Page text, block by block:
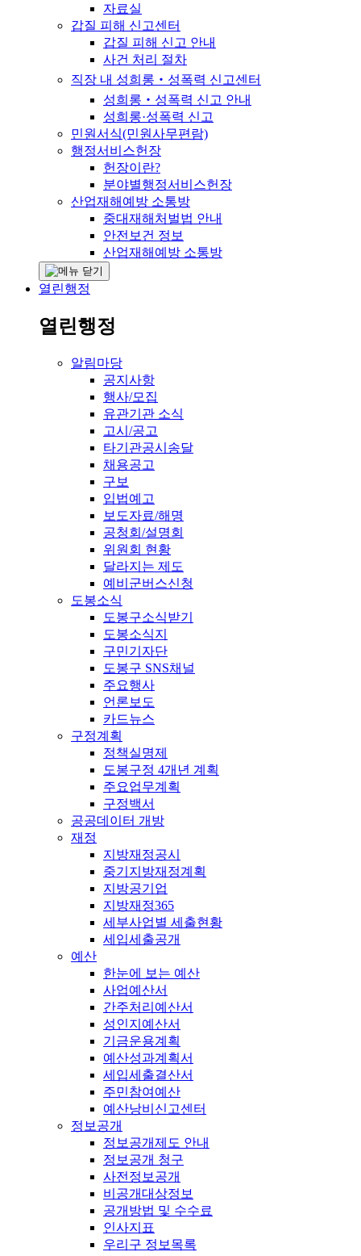
자료실
갑질 피해 신고센터
갑질 피해 신고 안내
사건 처리 절차
직장 내 성희롱‧성폭력 신고센터
성희롱‧성폭력 신고 안내
성희롱·성폭력 신고
민원서식(민원사무편람)
행정서비스헌장
헌장이란?
분야별행정서비스헌장
산업재해예방 소통방
중대재해처벌법 안내
안전보건 정보
산업재해예방 소통방
열린행정
열린행정
알림마당
공지사항
행사/모집
유관기관 소식
고시/공고
타기관공시송달
채용공고
구보
입법예고
보도자료/해명
공청회/설명회
위원회 현황
달라지는 제도
예비군버스신청
도봉소식
도봉구소식받기
도봉소식지
구민기자단
도봉구 SNS채널
주요행사
언론보도
카드뉴스
구정계획
정책실명제
도봉구정 4개년 계획
주요업무계획
구정백서
공공데이터 개방
재정
지방재정공시
중기지방재정계획
지방공기업
지방재정365
세부사업별 세출현황
세입세출공개
예산
한눈에 보는 예산
사업예산서
간주처리예산서
성인지예산서
기금운용계획
예산성과계획서
세입세출결산서
주민참여예산
예산낭비신고센터
정보공개
정보공개제도 안내
정보공개 청구
사전정보공개
비공개대상정보
공개방법 및 수수료
인사지표
우리구 정보목록